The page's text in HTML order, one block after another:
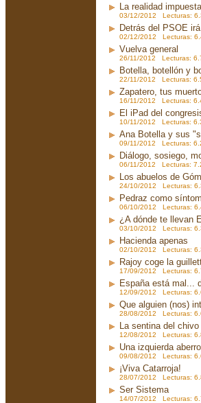
La realidad impuesta
03/12/2012 Lecturas:
Detrás del PSOE
02/12/2012 Lecturas:
Vuelva general
26/11/2012 Lecturas:
Botella, botellón y
22/11/2012 Lecturas:
Zapatero, tus
16/11/2012 Lecturas:
El iPad del
10/11/2012 Lecturas:
Ana Botella y sus
09/11/2012 Lecturas:
Diálogo, sosiego,
06/11/2012 Lecturas:
Los abuelos de
24/10/2012 Lecturas:
Pedraz como
06/10/2012 Lecturas:
¿A dónde te llevan
03/10/2012 Lecturas:
Hacienda apenas
02/10/2012 Lecturas:
Rajoy coge la
17/09/2012 Lecturas:
España está mal...
12/09/2012 Lecturas:
Que alguien (nos)
28/08/2012 Lecturas:
La sentina del chivo
12/08/2012 Lecturas:
Una izquierda
09/08/2012 Lecturas:
¡Viva Catarroja!
28/07/2012 Lecturas:
Ser Sistema
14/07/2012 Lecturas: